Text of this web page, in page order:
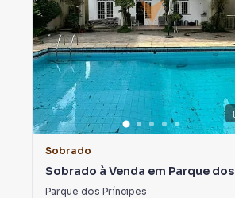
Sobrado
Sobrado à Venda em Parque dos
Príncipes
Parque dos Príncipes